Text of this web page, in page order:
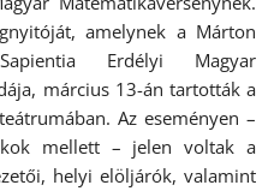
amelynek a Márton
Erdélyi Magyar
március 13-án tartották a
Az eseményen –
mellett – jelen voltak a
helyi elöljárók, valamint